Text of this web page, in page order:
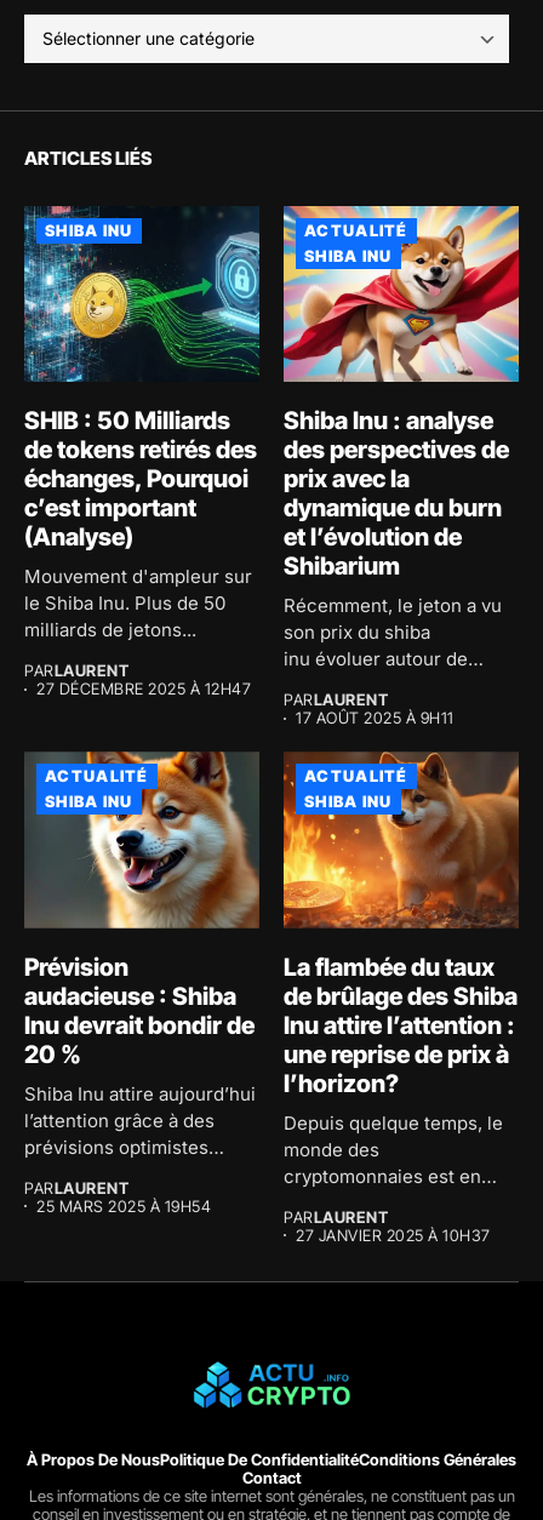
ARTICLES LIÉS
SHIBA INU
SHIB : 50 Milliards
de tokens retirés des
échanges, Pourquoi
c’est important
(Analyse)
Mouvement d'ampleur sur
le Shiba Inu. Plus de 50
milliards de jetons...
PARLAURENT
27 DÉCEMBRE 2025 À 12H47
ACTUALITÉ
SHIBA INU
Shiba Inu : analyse
des perspectives de
prix avec la
dynamique du burn
et l’évolution de
Shibarium
Récemment, le jeton a vu
son prix du shiba
inu évoluer autour de
PARLAURENT
17 AOÛT 2025 À 9H11
ACTUALITÉ
SHIBA INU
Prévision
audacieuse : Shiba
Inu devrait bondir de
20 %
Shiba Inu attire aujourd’hui
l’attention grâce à des
prévisions optimistes
PARLAURENT
25 MARS 2025 À 19H54
ACTUALITÉ
SHIBA INU
La flambée du taux
de brûlage des Shiba
Inu attire l’attention :
une reprise de prix à
l’horizon?
Depuis quelque temps, le
monde des
cryptomonnaies est en
PARLAURENT
27 JANVIER 2025 À 10H37
À Propos De NousPolitique De ConfidentialitéConditions Générales
Contact
Les informations de ce site internet sont générales, ne constituent pas un
conseil en investissement ou en stratégie, et ne tiennent pas compte de